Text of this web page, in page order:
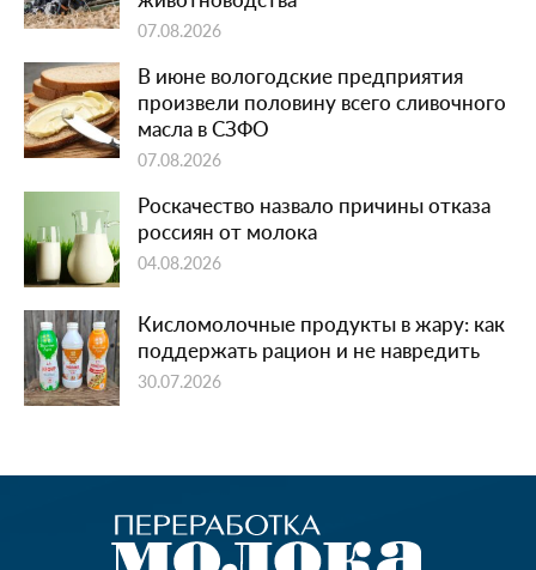
07.08.2026
В июне вологодские предприятия
произвели половину всего сливочного
масла в СЗФО
07.08.2026
Роскачество назвало причины отказа
россиян от молока
04.08.2026
Кисломолочные продукты в жару: как
поддержать рацион и не навредить
30.07.2026